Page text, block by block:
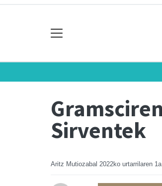
Sirventek
Aritz Mutiozabal 2022ko urtarrilaren 1a